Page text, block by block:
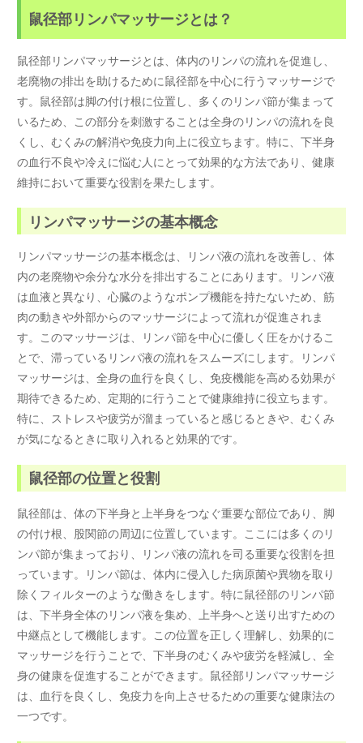
鼠径部リンパマッサージとは？
鼠径部リンパマッサージとは、体内のリンパの流れを促進し、
老廃物の排出を助けるために鼠径部を中心に行うマッサージで
す。鼠径部は脚の付け根に位置し、多くのリンパ節が集まって
いるため、この部分を刺激することは全身のリンパの流れを良
くし、むくみの解消や免疫力向上に役立ちます。特に、下半身
の血行不良や冷えに悩む人にとって効果的な方法であり、健康
維持において重要な役割を果たします。
リンパマッサージの基本概念
リンパマッサージの基本概念は、リンパ液の流れを改善し、体
内の老廃物や余分な水分を排出することにあります。リンパ液
は血液と異なり、心臓のようなポンプ機能を持たないため、筋
肉の動きや外部からのマッサージによって流れが促進されま
す。このマッサージは、リンパ節を中心に優しく圧をかけるこ
とで、滞っているリンパ液の流れをスムーズにします。リンパ
マッサージは、全身の血行を良くし、免疫機能を高める効果が
期待できるため、定期的に行うことで健康維持に役立ちます。
特に、ストレスや疲労が溜まっていると感じるときや、むくみ
が気になるときに取り入れると効果的です。
鼠径部の位置と役割
鼠径部は、体の下半身と上半身をつなぐ重要な部位であり、脚
の付け根、股関節の周辺に位置しています。ここには多くのリ
ンパ節が集まっており、リンパ液の流れを司る重要な役割を担
っています。リンパ節は、体内に侵入した病原菌や異物を取り
除くフィルターのような働きをします。特に鼠径部のリンパ節
は、下半身全体のリンパ液を集め、上半身へと送り出すための
中継点として機能します。この位置を正しく理解し、効果的に
マッサージを行うことで、下半身のむくみや疲労を軽減し、全
身の健康を促進することができます。鼠径部リンパマッサージ
は、血行を良くし、免疫力を向上させるための重要な健康法の
一つです。